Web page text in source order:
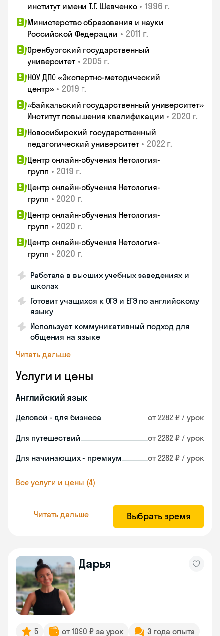
институт имени Т.Г. Шевченко • 1996 г.
Министерство образования и науки
Российской Федерации • 2011 г.
Оренбургский государственный
университет • 2005 г.
НОУ ДПО «Экспертно-методический
центр» • 2019 г.
«Байкальский государственный университет»
Институт повышения квалификации • 2020 г.
Новосибирский государственный
педагогический университет • 2022 г.
Центр онлайн-обучения Нетология-
групп • 2019 г.
Центр онлайн-обучения Нетология-
групп • 2020 г.
Центр онлайн-обучения Нетология-
групп • 2020 г.
Центр онлайн-обучения Нетология-
групп • 2020 г.
Работала в высших учебных заведениях и
школах
Готовит учащихся к ОГЭ и ЕГЭ по английскому
языку
Использует коммуникативный подход для
общения на языке
Читать дальше
Услуги и цены
Английский язык
Деловой - для бизнеса от 2282 ₽ / урок
Для путешествий от 2282 ₽ / урок
Для начинающих - премиум от 2282 ₽ / урок
Все услуги и цены (4)
Читать дальше Выбрать время
Дарья
5 от 1090 ₽ за урок 3 года опыта